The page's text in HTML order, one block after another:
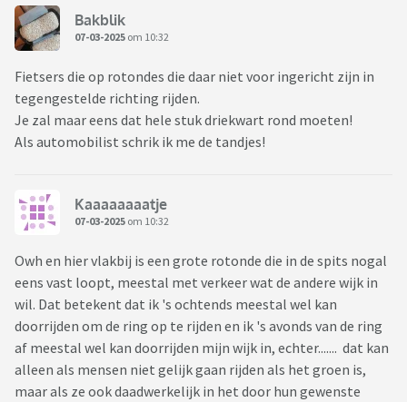
Bakblik
07-03-2025 om 10:32
Fietsers die op rotondes die daar niet voor ingericht zijn in
tegengestelde richting rijden.
Je zal maar eens dat hele stuk driekwart rond moeten!
Als automobilist schrik ik me de tandjes!
Kaaaaaaaatje
07-03-2025 om 10:32
Owh en hier vlakbij is een grote rotonde die in de spits nogal
eens vast loopt, meestal met verkeer wat de andere wijk in
wil. Dat betekent dat ik 's ochtends meestal wel kan
doorrijden om de ring op te rijden en ik 's avonds van de ring
af meestal wel kan doorrijden mijn wijk in, echter....... dat kan
alleen als mensen niet gelijk gaan rijden als het groen is,
maar als ze ook daadwerkelijk in het door hun gewenste